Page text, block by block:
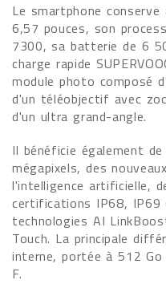
Le smartphone conserve
6,57 pouces, son
7300, sa batterie de 6
charge rapide
module photo composé
d'un téléobjectif avec
d'un ultra grand-angle.
Il bénéficie également
mégapixels, des
l'intelligence artificielle,
certifications IP68, IP69
technologies AI
Touch. La principale
interne, portée à 512
F.